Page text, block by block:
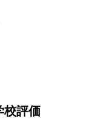
校評価